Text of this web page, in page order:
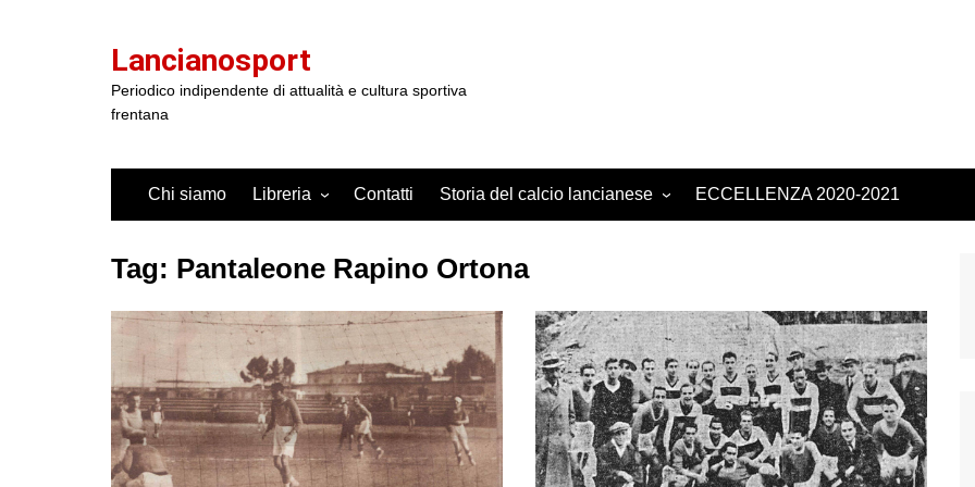
Lancianosport
Periodico indipendente di attualità e cultura sportiva
frentana
Chi siamo Libreria Contatti Storia del calcio lancianese ECCELLENZA 2020-2021
Tag: Pantaleone Rapino Ortona